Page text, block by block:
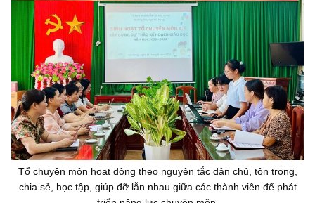
Tổ chuyên môn hoạt động theo nguyên tắc dân chủ, tôn trọng,
chia sẻ, học tập, giúp đỡ lẫn nhau giữa các thành viên để phát